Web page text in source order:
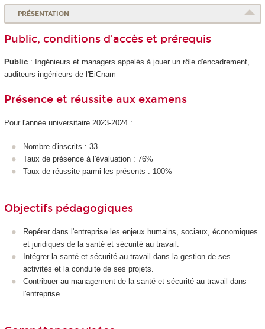
PRÉSENTATION
Public, conditions d’accès et prérequis
Public: Ingénieurs et managers appelés à jouer un rôle d'encadrement,
auditeurs ingénieurs de l'EiCnam
Présence et réussite aux examens
Pour l'année universitaire 2023-2024 :
Nombre d'inscrits : 33
Taux de présence à l'évaluation : 76%
Taux de réussite parmi les présents : 100%
Objectifs pédagogiques
Repérer dans l'entreprise les enjeux humains, sociaux, économiques
et juridiques de la santé et sécurité au travail.
Intégrer la santé et sécurité au travail dans la gestion de ses
activités et la conduite de ses projets.
Contribuer au management de la santé et sécurité au travail dans
l'entreprise.